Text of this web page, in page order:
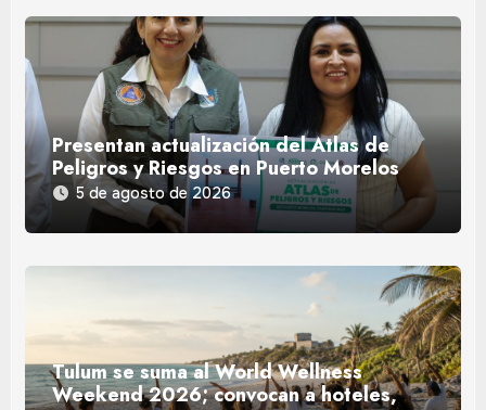
Presentan actualización del Atlas de
Peligros y Riesgos en Puerto Morelos
5 de agosto de 2026
Tulum se suma al World Wellness
Weekend 2026; convocan a hoteles,